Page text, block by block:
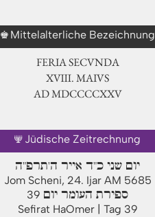
♚ Mittelalterliche Bezeichnung
FERIA SECUNDA
ⅩⅧ. MAIVS
AD ⅯⅮⅭⅭⅭⅭⅩⅩⅤ
🕎 Jüdische Zeitrechnung
יום שני כ"ד אייר ה'תרפ"ה
Jom Scheni, 24. Ijar AM 5685
39 ספירת העומר יום
Sefirat HaOmer | Tag 39